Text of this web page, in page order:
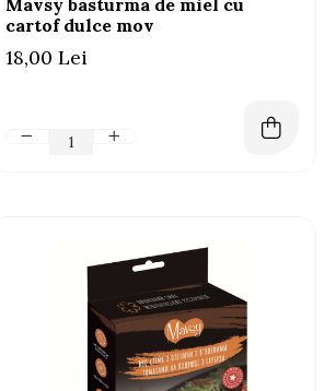
Mavsy basturma de miel cu
cartof dulce mov
18,00 Lei